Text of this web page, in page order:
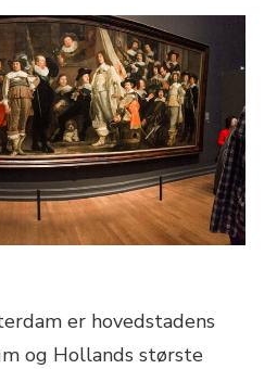
er hovedstadens
og Hollands største